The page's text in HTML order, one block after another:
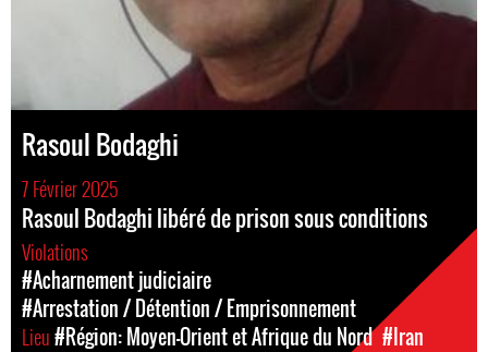
Rasoul Bodaghi
7 Février 2025
Rasoul Bodaghi libéré de prison sous conditions
Violations
#Acharnement judiciaire
#Arrestation / Détention / Emprisonnement
Lieu#Région: Moyen-Orient et Afrique du Nord #Iran